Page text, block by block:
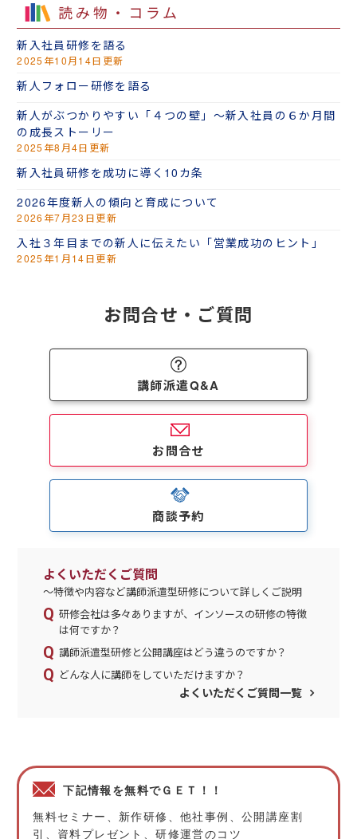
読み物・コラム
新入社員研修を語る
2025年10月14日更新
新人フォロー研修を語る
新人がぶつかりやすい「４つの壁」～新入社員の６か月間
の成長ストーリー
2025年8月4日更新
新入社員研修を成功に導く10カ条
2026年度新人の傾向と育成について
2026年7月23日更新
入社３年目までの新人に伝えたい「営業成功のヒント」
2025年1月14日更新
お問合せ・ご質問
講師派遣Q&A
お問合せ
商談予約
よくいただくご質問
～特徴や内容など講師派遣型研修について詳しくご説明
研修会社は多々ありますが、インソースの研修の特徴
は何ですか？
講師派遣型研修と公開講座はどう違うのですか？
どんな人に講師をしていただけますか？
よくいただくご質問一覧
下記情報を無料でＧＥＴ！！
無料セミナー、新作研修、他社事例、公開講座割
引、資料プレゼント、研修運営のコツ